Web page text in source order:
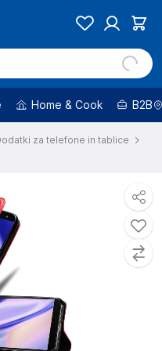
Home & Cook B2B
za telefone in tablice